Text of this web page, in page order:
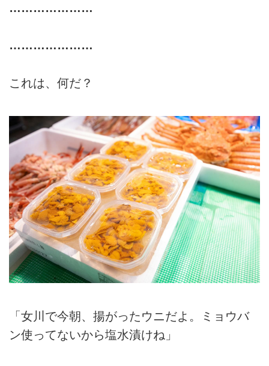
…………………
…………………
これは、何だ？
「女川で今朝、揚がったウニだよ。ミョウバ
ン使ってないから塩水漬けね」